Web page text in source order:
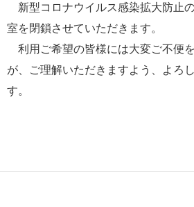
新型コロナウイルス感染拡大防止
室を閉鎖させていただきます。
利用ご希望の皆様には大変ご不便
が、ご理解いただきますよう、よろ
す。